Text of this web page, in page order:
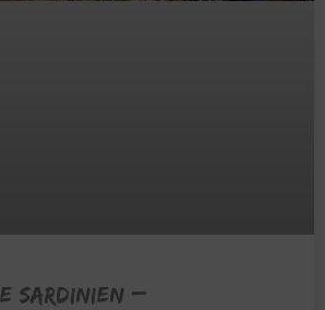
SARDINIEN –